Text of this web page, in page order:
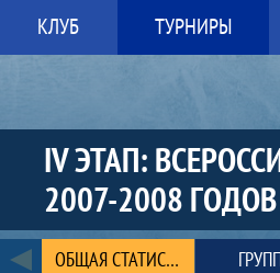
КЛУБ ТУРНИРЫ
IV ЭТАП:
2007-2008
Статистика ОБЩАЯ СТАТИСТИКА